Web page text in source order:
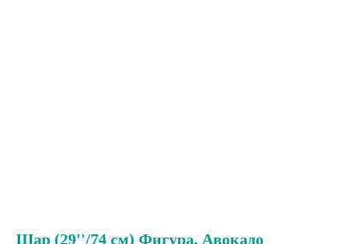
Шар (29''/74 см) Фигура, Авокадо